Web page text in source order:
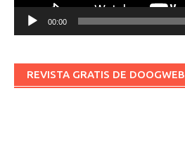
00:00
REVISTA GRATIS DE DOOGWEB